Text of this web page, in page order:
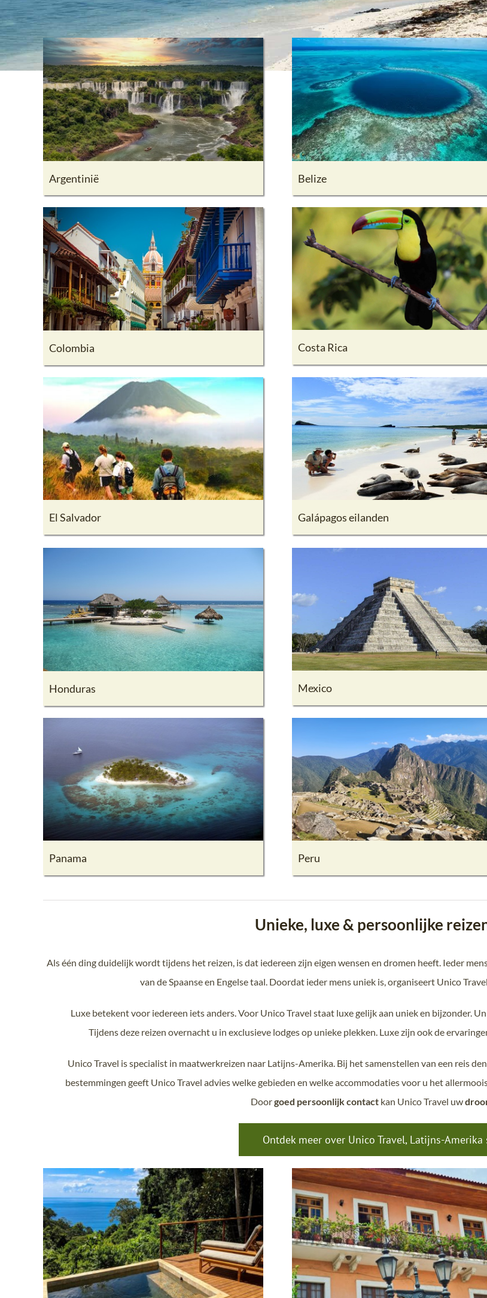
Argentinië Belize
Colombia Costa Rica
El Salvador Galápagos eilanden
Honduras Mexico
Panama Peru
Unieke, luxe & persoonlijke
Als één ding duidelijk wordt tijdens het reizen, is dat iedereen zijn eigen wensen en dromen heeft. Ieder
van de Spaanse en Engelse taal. Doordat ieder mens uniek is, organiseert Unico
Luxe betekent voor iedereen iets anders. Voor Unico Travel staat luxe gelijk aan uniek en bijzonder.
Tijdens deze reizen overnacht u in exclusieve lodges op unieke plekken. Luxe zijn ook de
Unico Travel is specialist in maatwerkreizen naar Latijns-Amerika. Bij het samenstellen van een reis
bestemmingen geeft Unico Travel advies welke gebieden en welke accommodaties voor u het
Doorgoed persoonlijk contact kan Unico Travel uw
Ontdek meer over Unico Travel, Latijns-